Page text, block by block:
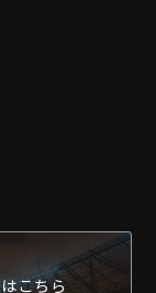
こちら